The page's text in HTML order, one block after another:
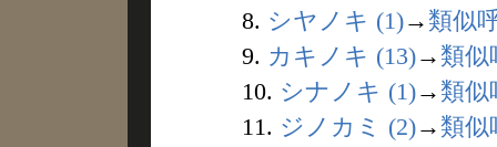
8. シヤノキ (1)→ 類似
9. カキノキ (13)→ 類似
10. シナノキ (1)→ 類似
11. ジノカミ (2)→ 類似